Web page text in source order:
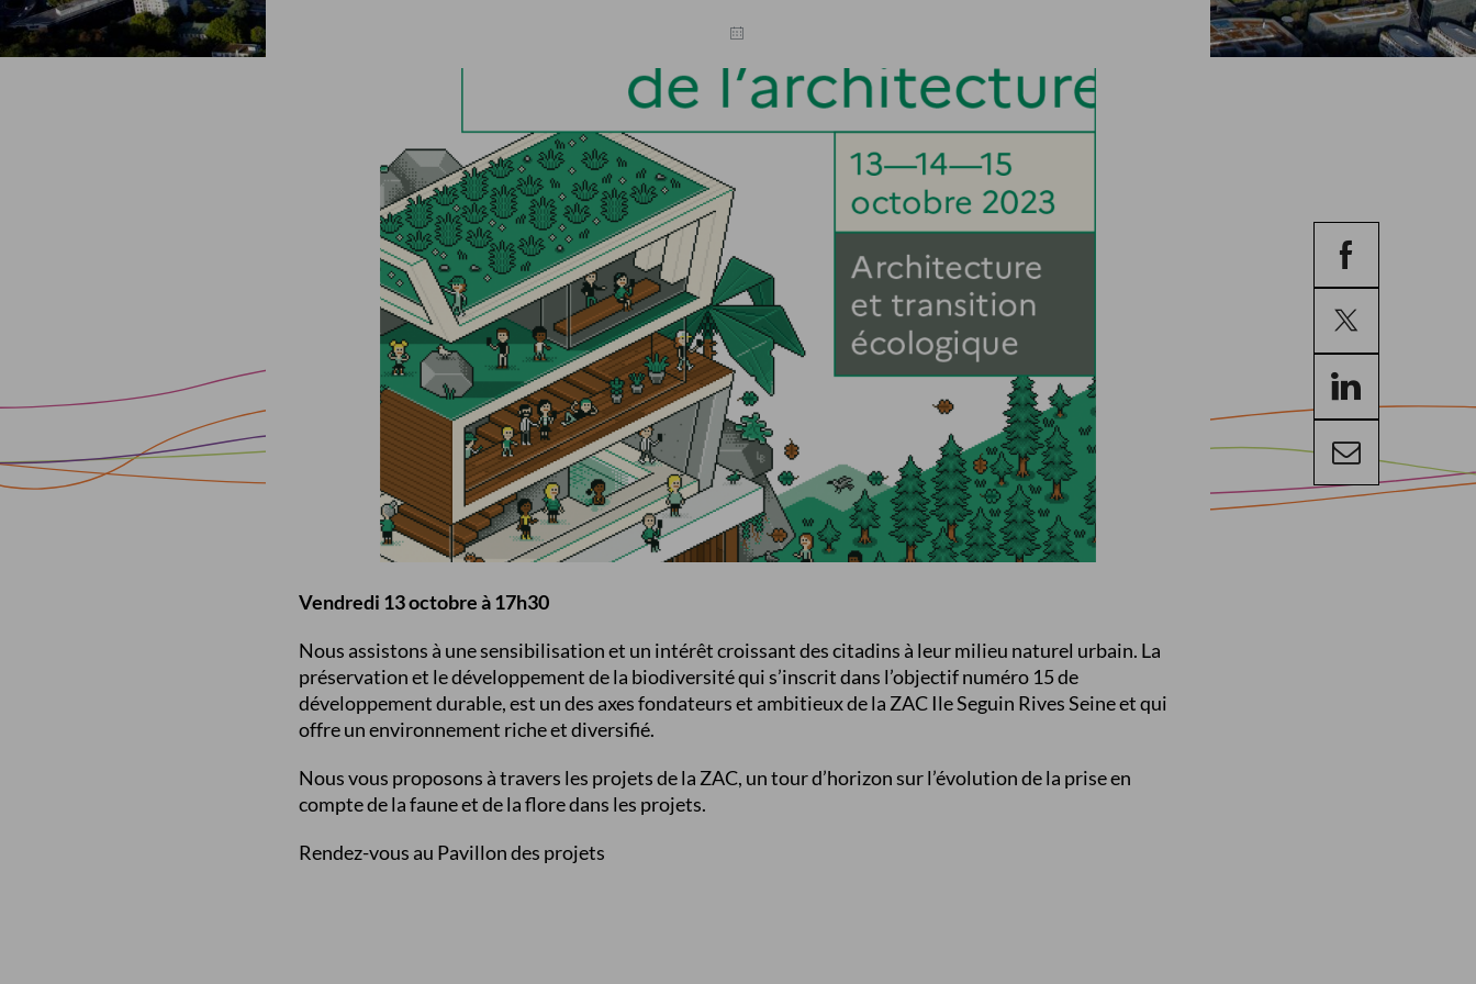
Vendredi 13 octobre à 17h30
Nous assistons à une sensibilisation et un intérêt croissant des citadins à leur milieu naturel urbain. La
préservation et le développement de la biodiversité qui s’inscrit dans l’objectif numéro 15 de
développement durable, est un des axes fondateurs et ambitieux de la ZAC Ile Seguin Rives Seine et qui
offre un environnement riche et diversifié.
Nous vous proposons à travers les projets de la ZAC, un tour d’horizon sur l’évolution de la prise en
compte de la faune et de la flore dans les projets.
Rendez-vous au Pavillon des projets